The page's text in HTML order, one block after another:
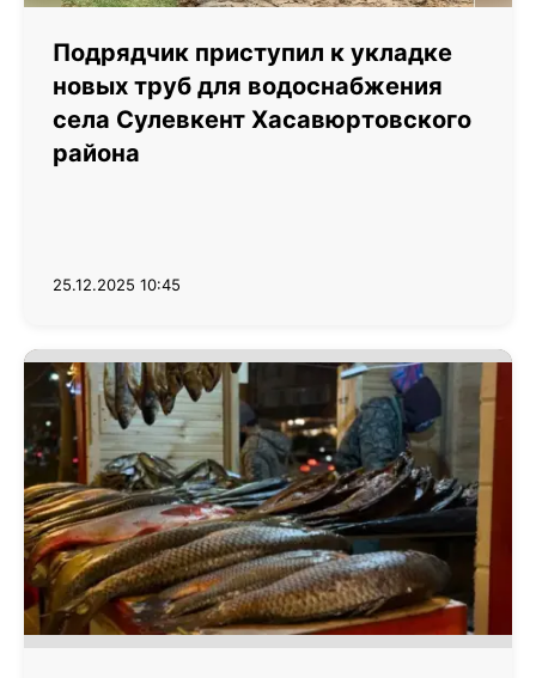
Подрядчик приступил к укладке
новых труб для водоснабжения
села Сулевкент Хасавюртовского
района
25.12.2025 10:45